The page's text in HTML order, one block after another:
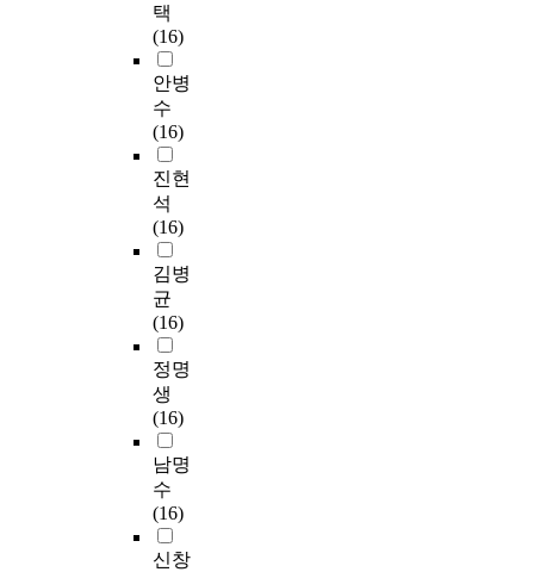
택
(16)
안병
수
(16)
진현
석
(16)
김병
균
(16)
정명
생
(16)
남명
수
(16)
신창